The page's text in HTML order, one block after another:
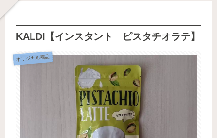
KALDI【インスタント ピスタチオラテ】
オリジナル商品